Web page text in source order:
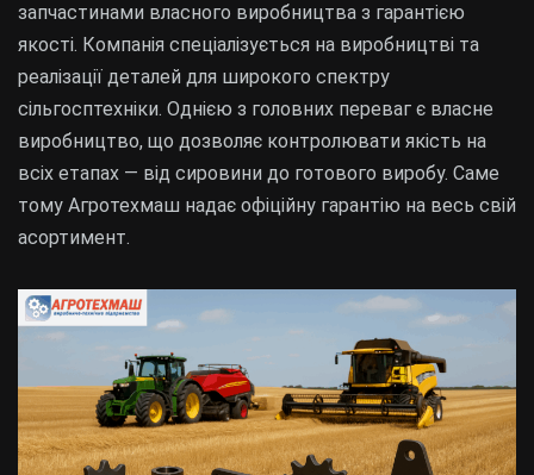
запчастинами власного виробництва з гарантією
якості. Компанія спеціалізується на виробництві та
реалізації деталей для широкого спектру
сільгосптехніки. Однією з головних переваг є власне
виробництво, що дозволяє контролювати якість на
всіх етапах — від сировини до готового виробу. Саме
тому Агротехмаш надає офіційну гарантію на весь свій
асортимент.